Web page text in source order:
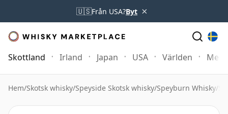
🇺🇸Från USA?Byt ×
Skottland Irland Japan USA Världen Mer
Hem/Skotsk whisky/Speyside Skotsk whisky/Speyburn Whisky/